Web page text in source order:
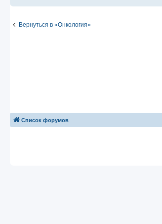
Вернуться в «Онкология»
Список форумов